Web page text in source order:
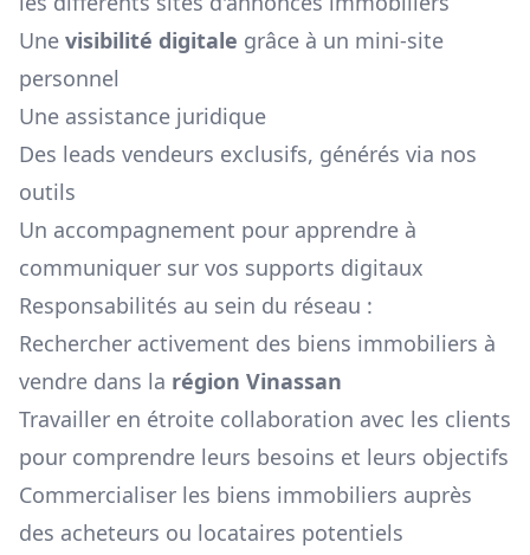
Une visibilité digitale grâce à un mini-site
personnel
Une assistance juridique
Des leads vendeurs exclusifs, générés via nos
outils
Un accompagnement pour apprendre à
communiquer sur vos supports digitaux
Responsabilités au sein du réseau :
Rechercher activement des biens immobiliers à
vendre dans la région Vinassan
Travailler en étroite collaboration avec les clients
pour comprendre leurs besoins et leurs objectifs
Commercialiser les biens immobiliers auprès
des acheteurs ou locataires potentiels